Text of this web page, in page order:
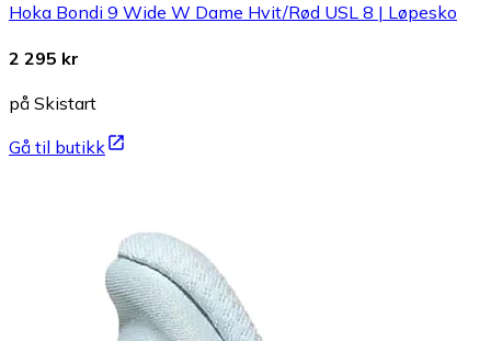
Hoka Bondi 9 Wide W Dame Hvit/Rød USL 8 | Løpesko
2 295 kr
på Skistart
Gå til butikk